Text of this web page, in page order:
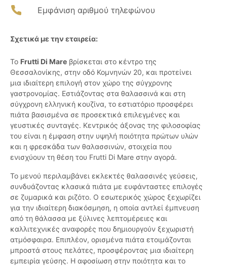
Εμφάνιση αριθμού τηλεφώνου
Σχετικά με την εταιρεία:
Το Frutti Di Mare βρίσκεται στο κέντρο της
Θεσσαλονίκης, στην οδό Κομνηνών 20, και προτείνει
μια ιδιαίτερη επιλογή στον χώρο της σύγχρονης
γαστρονομίας. Εστιάζοντας στα θαλασσινά και στη
σύγχρονη ελληνική κουζίνα, το εστιατόριο προσφέρει
πιάτα βασισμένα σε προσεκτικά επιλεγμένες και
γευστικές συνταγές. Κεντρικός άξονας της φιλοσοφίας
του είναι η έμφαση στην υψηλή ποιότητα πρώτων υλών
και η φρεσκάδα των θαλασσινών, στοιχεία που
ενισχύουν τη θέση του Frutti Di Mare στην αγορά.
Το μενού περιλαμβάνει εκλεκτές θαλασσινές γεύσεις,
συνδυάζοντας κλασικά πιάτα με ευφάνταστες επιλογές
σε ζυμαρικά και ριζότο. Ο εσωτερικός χώρος ξεχωρίζει
για την ιδιαίτερη διακόσμηση, η οποία αντλεί έμπνευση
από τη θάλασσα με ξύλινες λεπτομέρειες και
καλλιτεχνικές αναφορές που δημιουργούν ξεχωριστή
ατμόσφαιρα. Επιπλέον, ορισμένα πιάτα ετοιμάζονται
μπροστά στους πελάτες, προσφέροντας μια ιδιαίτερη
εμπειρία γεύσης. Η αφοσίωση στην ποιότητα και το